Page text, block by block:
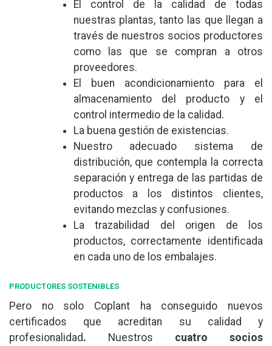
El control de la calidad de todas
nuestras plantas, tanto las que llegan a
través de nuestros socios productores
como las que se compran a otros
proveedores.
El buen acondicionamiento para el
almacenamiento del producto y el
control intermedio de la calidad.
La buena gestión de existencias.
Nuestro adecuado sistema de
distribución, que contempla la correcta
separación y entrega de las partidas de
productos a los distintos clientes,
evitando mezclas y confusiones.
La trazabilidad del origen de los
productos, correctamente identificada
en cada uno de los embalajes.
PRODUCTORES SOSTENIBLES
Pero no solo Coplant ha conseguido nuevos
certificados que acreditan su calidad y
profesionalidad. Nuestros cuatro socios